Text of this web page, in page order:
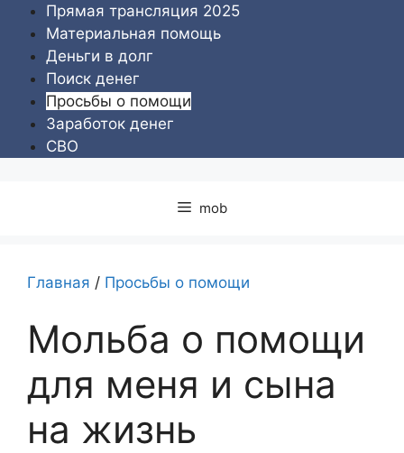
Перейти
содержимому
Прямая трансляция 2025
Материальная помощь
Деньги в долг
Поиск денег
Просьбы о помощи
Заработок денег
СВО
mob
Главная / Просьбы о помощи
Мольба о помощи
для меня и сына
на жизнь